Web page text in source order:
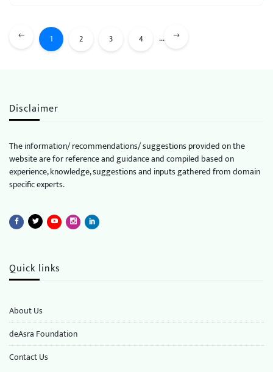
1 2 3 4 ...
Disclaimer
The information/ recommendations/ suggestions provided on the
website are for reference and guidance and compiled based on
experience, knowledge, suggestions and inputs gathered from domain
specific experts.
Quick links
About Us
deAsra Foundation
​​Contact Us